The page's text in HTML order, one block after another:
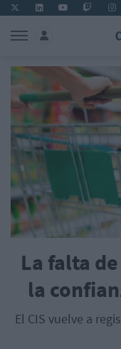
La falta
la
El CIS vuelve a